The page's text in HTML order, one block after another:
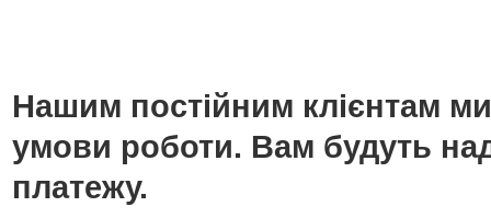
Нашим постійним клієнтам
умови роботи. Вам будуть
платежу.